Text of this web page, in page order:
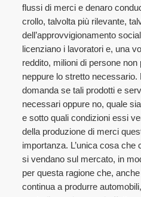
flussi di merci e denaro
crollo, talvolta più rilevante,
dell’approvvigionamento
licenziano i lavoratori e, una
reddito, milioni di persone
neppure lo stretto
domanda se tali prodotti e
necessari oppure no, quale
e sotto quali condizioni essi
della produzione di merci
importanza. L’unica cosa che
si vendano sul mercato, in
per questa ragione che,
continua a produrre